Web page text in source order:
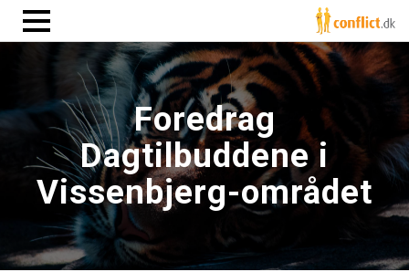
Foredrag
Dagtilbuddene i
Vissenbjerg-området